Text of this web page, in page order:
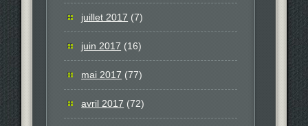
juillet 2017 (7)
juin 2017 (16)
mai 2017 (77)
avril 2017 (72)